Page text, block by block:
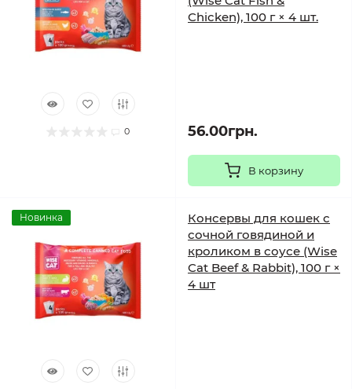
0
Chicken), 100 г × 4 шт.
56.00грн.
В корзину
Новинка
Консервы для кошек с
сочной говядиной и
кроликом в соусе (Wise
Cat Beef & Rabbit), 100 г ×
4 шт